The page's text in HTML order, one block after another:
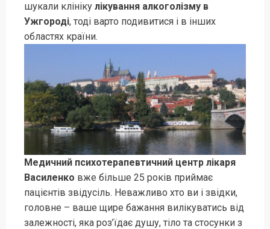
шукали клініку лікування алкоголізму в
Ужгороді, тоді варто подивитися і в інших
областях країни.
Медичний психотерапевтичний центр лікаря
Василенко вже більше 25 років приймає
пацієнтів звідусіль. Неважливо хто ви і звідки,
головне – ваше щире бажання вилікуватись від
залежності, яка роз’їдає душу, тіло та стосунки з